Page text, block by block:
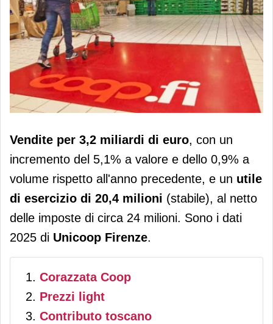
Unicoop Firenze, ricavi a 3,2 miliardi
(+5,1%) e volumi in crescita dello 0,9%
Vendite per 3,2 miliardi di euro, con un
incremento del 5,1% a valore e dello 0,9% a
volume rispetto all'anno precedente, e un utile
di esercizio di 20,4 milioni (stabile), al netto
delle imposte di circa 24 milioni. Sono i dati
2025 di Unicoop Firenze.
Corazzata Coop
Prezzi light
Contributo toscano